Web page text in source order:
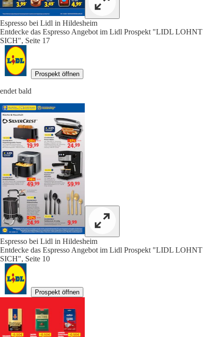
Espresso bei Lidl in Hildesheim
Entdecke das Espresso Angebot im Lidl Prospekt "LIDL LOHNT
SICH", Seite 17
Prospekt öffnen
endet bald
Espresso bei Lidl in Hildesheim
Entdecke das Espresso Angebot im Lidl Prospekt "LIDL LOHNT
SICH", Seite 10
Prospekt öffnen